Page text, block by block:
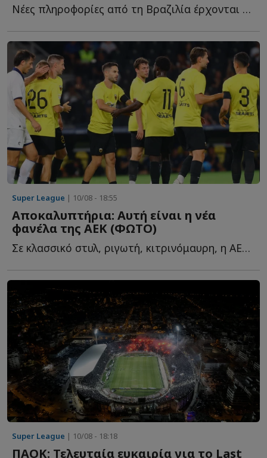
Νέες πληροφορίες από τη Βραζιλία έρχονται να βάλουν «...
Super League | 10/08 - 18:55
Αποκαλυπτήρια: Αυτή είναι η νέα
φανέλα της ΑΕΚ (ΦΩΤΟ)
Σε κλασσικό στυλ, ριγωτή, κιτρινόμαυρη, η ΑΕΚ παρουσίασε τ...
Super League | 10/08 - 18:18
ΠΑΟΚ: Τελευταία ευκαιρία για το Last